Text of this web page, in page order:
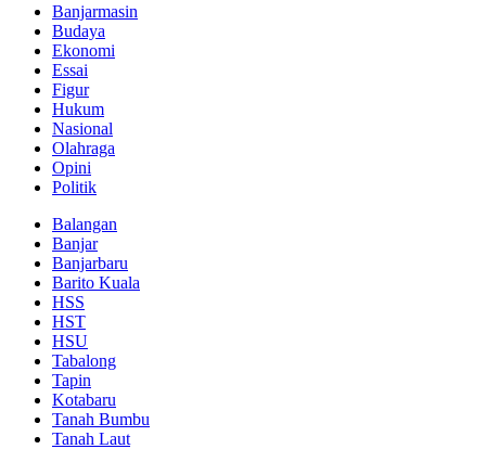
Banjarmasin
Budaya
Ekonomi
Essai
Figur
Hukum
Nasional
Olahraga
Opini
Politik
Balangan
Banjar
Banjarbaru
Barito Kuala
HSS
HST
HSU
Tabalong
Tapin
Kotabaru
Tanah Bumbu
Tanah Laut